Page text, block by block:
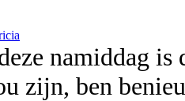
namiddag is
zijn, ben